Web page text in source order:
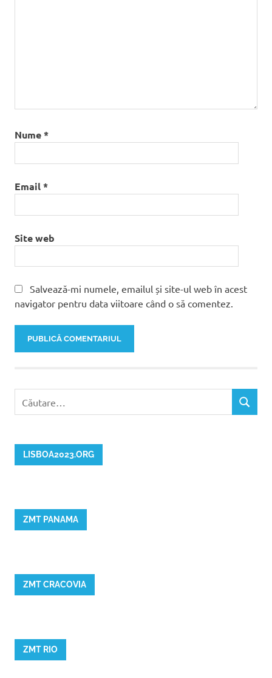
Nume*
Email*
Site web
Salvează-mi numele, emailul și site-ul web în acest
navigator pentru data viitoare când o să comentez.
după:
LISBOA2023.ORG
ZMT PANAMA
ZMT CRACOVIA
ZMT RIO